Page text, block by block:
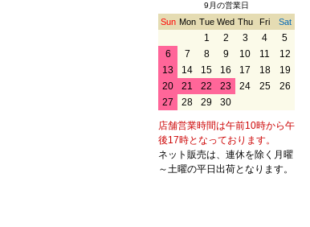
9月の営業日
Sun Mon Tue Wed Thu Fri Sat
1 2 3 4
5
6
7 8 9 10 11
12
13
14 15 16 17 18
19
20
21 22 23 24 25
26
27
28 29 30
店舗営業時間は午前10時から午
後17時となっております。
ネット販売は、連休を除く月曜
～土曜の平日出荷となります。